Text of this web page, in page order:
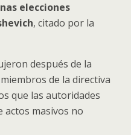
elecciones
, citado por la
después de la
de la directiva
que las autoridades
actos masivos no